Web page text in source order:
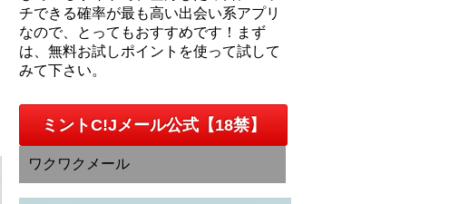
チできる確率が最も高い出会い系アプリ
なので、とってもおすすめです！まず
は、無料お試しポイントを使って試して
みて下さい。
ミントC!Jメール公式【18禁】
ワクワクメール